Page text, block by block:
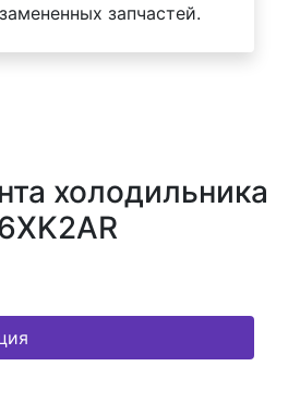
замененных запчастей.
холодильника